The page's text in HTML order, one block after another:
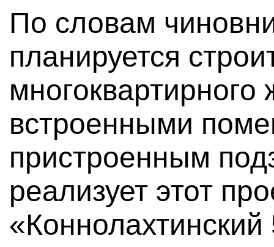
По словам
планируется
встроенными
пристроенным
реализует этот
«Коннолахтинский